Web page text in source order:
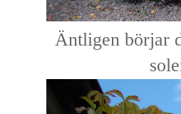
Äntligen börjar